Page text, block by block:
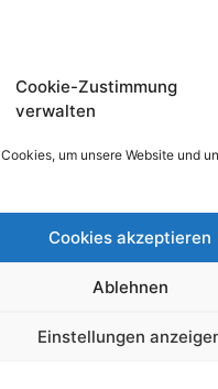
Cookie-Zustimmung
verwalten
um unsere Website und
Cookies akzeptieren
Ablehnen
Einstellungen